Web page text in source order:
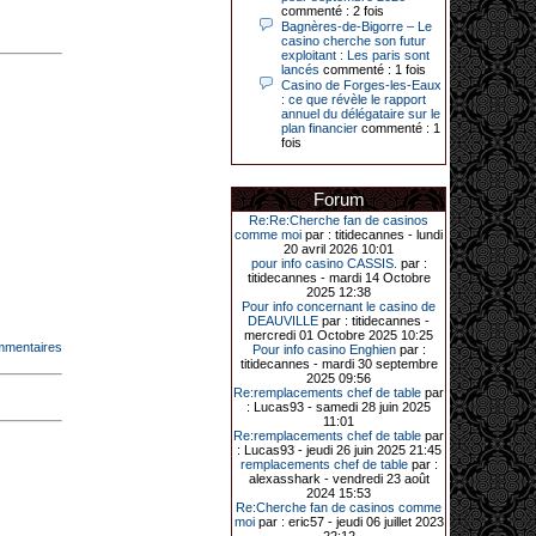
Le plus gros gain gagné depuis plus
de 20 ans dans l’établissement.
31-03-2026|
Série de jackpots au casino JOA de
Gujan-Mestras : ce mois de mars a
été fructueux pour quelques
joueurs. D’abord avec 44 207 euros
une machine à sous pour une mise
initiale de 5,28 €. Puis quelques
jours plus tard, le vendredi 27 mars,
un joueur a décroché 12 086 euros
sur une autre machine à sous.
Enfin, troisième et dernier jackpot,
record cette fois-ci, le samedi 28
mars dernier. Quelque 111 322
euros ont été remportés sur la table
d’Ultimate Texas Hold’em Poker,
grâce à une mise de 5 euros sur la
case bonus et une quinte flush
royale. Ces gains ont été annoncés
dans un communiqué diffusé par le
casino ce lundi 30 mars en soirée.
11-01-2026|
Dimanche 11 janvier, en soirée, une
cliente retraitée de 78 ans, habitant
commenté : 2 fois
Bagnères-de-Bigorre – Le
casino cherche son futur
exploitant : Les paris sont
lancés commenté : 1 fois
Casino de Forges-les-Eaux
: ce que révèle le rapport
annuel du délégataire sur le
plan financier commenté : 1
fois
Forum
Re:Re:Cherche fan de casinos
comme moi par : titidecannes - lundi
20 avril 2026 10:01
pour info casino CASSIS. par :
titidecannes - mardi 14 Octobre
2025 12:38
Pour info concernant le casino de
DEAUVILLE par : titidecannes -
mercredi 01 Octobre 2025 10:25
Pour info casino Enghienpar :
titidecannes - mardi 30 septembre
2025 09:56
Re:remplacements chef de table par
: Lucas93 - samedi 28 juin 2025
11:01
Re:remplacements chef de table par
: Lucas93 - jeudi 26 juin 2025 21:45
remplacements chef de tablepar :
alexasshark - vendredi 23 août
2024 15:53
Re:Cherche fan de casinos comme
moipar : eric57 - jeudi 06 juillet 2023